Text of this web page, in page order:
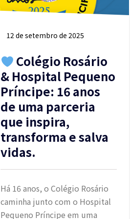
12 de setembro de 2025
Colégio Rosário
& Hospital Pequeno
Príncipe: 16 anos
de uma parceria
que inspira,
transforma e salva
vidas.
Há 16 anos, o Colégio Rosário
caminha junto com o Hospital
Pequeno Príncipe em uma